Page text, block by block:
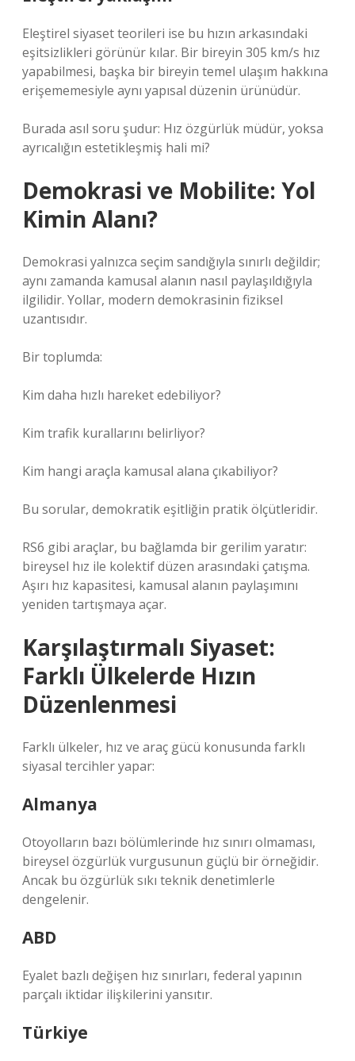
Eleştirel siyaset teorileri ise bu hızın arkasındaki
eşitsizlikleri görünür kılar. Bir bireyin 305 km/s hız
yapabilmesi, başka bir bireyin temel ulaşım hakkına
erişememesiyle aynı yapısal düzenin ürünüdür.
Burada asıl soru şudur: Hız özgürlük müdür, yoksa
ayrıcalığın estetikleşmiş hali mi?
Demokrasi ve Mobilite: Yol
Kimin Alanı?
Demokrasi yalnızca seçim sandığıyla sınırlı değildir;
aynı zamanda kamusal alanın nasıl paylaşıldığıyla
ilgilidir. Yollar, modern demokrasinin fiziksel
uzantısıdır.
Bir toplumda:
Kim daha hızlı hareket edebiliyor?
Kim trafik kurallarını belirliyor?
Kim hangi araçla kamusal alana çıkabiliyor?
Bu sorular, demokratik eşitliğin pratik ölçütleridir.
RS6 gibi araçlar, bu bağlamda bir gerilim yaratır:
bireysel hız ile kolektif düzen arasındaki çatışma.
Aşırı hız kapasitesi, kamusal alanın paylaşımını
yeniden tartışmaya açar.
Karşılaştırmalı Siyaset:
Farklı Ülkelerde Hızın
Düzenlenmesi
Farklı ülkeler, hız ve araç gücü konusunda farklı
siyasal tercihler yapar:
Almanya
Otoyolların bazı bölümlerinde hız sınırı olmaması,
bireysel özgürlük vurgusunun güçlü bir örneğidir.
Ancak bu özgürlük sıkı teknik denetimlerle
dengelenir.
ABD
Eyalet bazlı değişen hız sınırları, federal yapının
parçalı iktidar ilişkilerini yansıtır.
Türkiye